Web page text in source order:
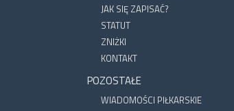
JAK SIĘ ZAPISAĆ?
STATUT
ZNIŻKI
KONTAKT
POZOSTAŁE
WIADOMOŚCI PIŁKARSKIE